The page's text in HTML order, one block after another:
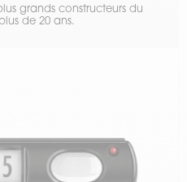
grands constructeurs du
de 20 ans.